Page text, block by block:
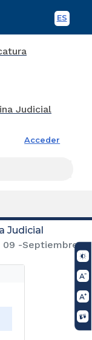
ES
Acceder
Judicial
09 -Septiembre